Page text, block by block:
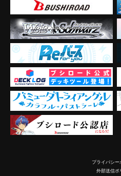
プライバシー
外部送信ポ